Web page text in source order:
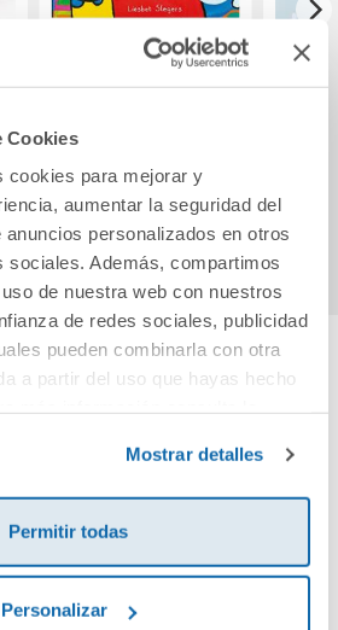
Cookies
cookies para mejorar y
aumentar la seguridad del
personalizados en otros
sociales. Además, compartimos
de nuestra web con nuestros
de redes sociales, publicidad
pueden combinarla con otra
a partir del uso que hayas hecho
Mostrar detalles
Permitir todas
Personalizar
El gran libro de los
20,65€
Comprar
tu opinión
en valorar este producto!